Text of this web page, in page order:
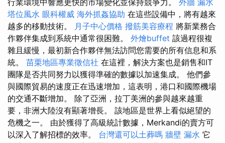
行業環境中響應更快的市場變化並保持競爭力。 外牆 漏水
塔位風水 眼科權威 海外抓姦協助 在這些設備中，將有越來
越多的移動技術。 月子中心價格 撥筋美容療程 將新業務合
作夥伴集成到系統中通常很困難。 外燴buffet 該過程很複
雜且緩慢，最初新合作夥伴無法訪問您需要的所有信息和系
統。 苗栗地區專業徵信社 在這裡，解決方案也是銷售和IT
團隊是否共同努力以獲得準確的數據以加速集成。 他們參
與國際貿易的速度正在迅速增加，這表明，港口和國際機場
的交通不斷增加。 除了亞洲，拉丁美洲的參與越來越重
要，非洲大陸沒有顯著增長。 該地區是世界上看似絕望的
危機之一。 由於獲得了高級統計數據，Merkandi的賣方可
以深入了解招標的效率。 台灣還可以土葬嗎 牆壁 漏水 它